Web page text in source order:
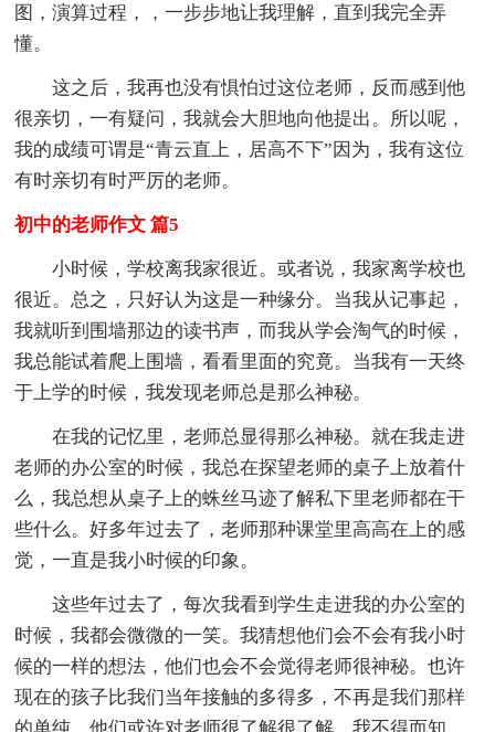
图，演算过程，，一步步地让我理解，直到我完全弄
懂。
这之后，我再也没有惧怕过这位老师，反而感到他
很亲切，一有疑问，我就会大胆地向他提出。所以呢，
我的成绩可谓是“青云直上，居高不下”因为，我有这位
有时亲切有时严厉的老师。
初中的老师作文 篇5
小时候，学校离我家很近。或者说，我家离学校也
很近。总之，只好认为这是一种缘分。当我从记事起，
我就听到围墙那边的读书声，而我从学会淘气的时候，
我总能试着爬上围墙，看看里面的究竟。当我有一天终
于上学的时候，我发现老师总是那么神秘。
在我的记忆里，老师总显得那么神秘。就在我走进
老师的办公室的时候，我总在探望老师的桌子上放着什
么，我总想从桌子上的蛛丝马迹了解私下里老师都在干
些什么。好多年过去了，老师那种课堂里高高在上的感
觉，一直是我小时候的印象。
这些年过去了，每次我看到学生走进我的办公室的
时候，我都会微微的一笑。我猜想他们会不会有我小时
候的一样的想法，他们也会不会觉得老师很神秘。也许
现在的孩子比我们当年接触的多得多，不再是我们那样